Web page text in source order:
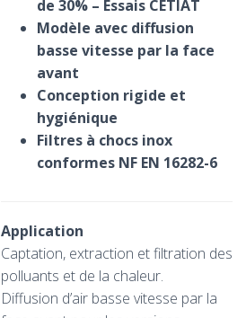
de 30% – Essais CETIAT
Modèle avec diffusion
basse vitesse par la face
avant
Conception rigide et
hygiénique
Filtres à chocs inox
conformes NF EN 16282-6
Application
Captation, extraction et filtration des
polluants et de la chaleur.
Diffusion d’air basse vitesse par la